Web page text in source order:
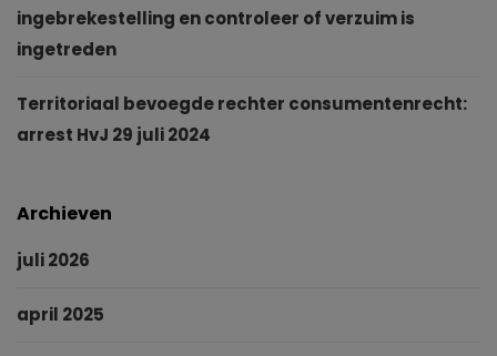
ingebrekestelling en controleer of verzuim is
ingetreden
Territoriaal bevoegde rechter consumentenrecht:
arrest HvJ 29 juli 2024
Archieven
juli 2026
april 2025